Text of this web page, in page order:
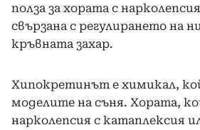
полза за хората с
свързана с регулирането на
кръвната захар.
Хипокретинът е химикал,
моделите на съня. Хората,
нарколепсия с катаплексия